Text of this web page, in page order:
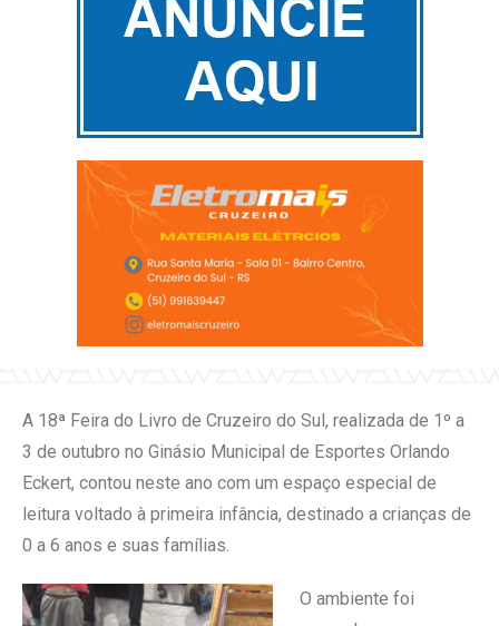
A 18ª Feira do Livro de Cruzeiro do Sul, realizada de 1º a
3 de outubro no Ginásio Municipal de Esportes Orlando
Eckert, contou neste ano com um espaço especial de
leitura voltado à primeira infância, destinado a crianças de
0 a 6 anos e suas famílias.
O ambiente foi